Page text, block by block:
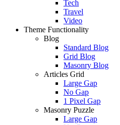
Tech
Travel
Video
Theme Functionality
Blog
Standard Blog
Grid Blog
Masonry Blog
Articles Grid
Large Gap
No Gap
1 Pixel Gap
Masonry Puzzle
Large Gap